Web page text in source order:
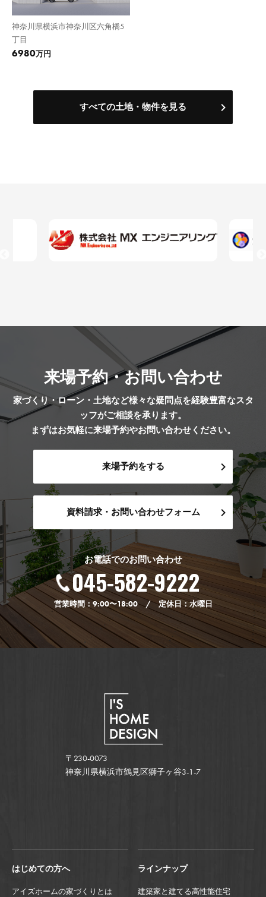
6980万円
神奈川県横浜市神奈川区六角橋5
丁目
すべての土地・物件を見る
来場予約・お問い合わせ
家づくり・ローン・土地など様々な疑問点を経験豊富なスタ
ッフがご相談を承ります。
まずはお気軽に来場予約やお問い合わせください。
来場予約をする
資料請求・お問い合わせフォーム
お電話でのお問い合わせ
045-582-9222
営業時間：9:00〜18:00 / 定休日：水曜日
〒230-0073
神奈川県横浜市鶴見区獅子ヶ谷3-1-7
はじめての方へ
アイズホームの家づくりとは
ラインナップ
建築家と建てる高性能住宅